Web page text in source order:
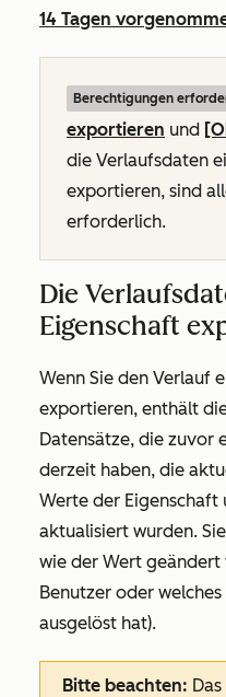
14 Tagen
Berechtigungen
exportieren und
die Verlaufsdaten
exportieren, sind
erforderlich.
Die
Eigenschaft
Wenn Sie den Verlauf
exportieren, enthält
Datensätze, die zuvor
derzeit haben, die
Werte der Eigenschaft
aktualisiert wurden.
wie der Wert geändert
Benutzer oder
ausgelöst hat).
Bitte beachten: